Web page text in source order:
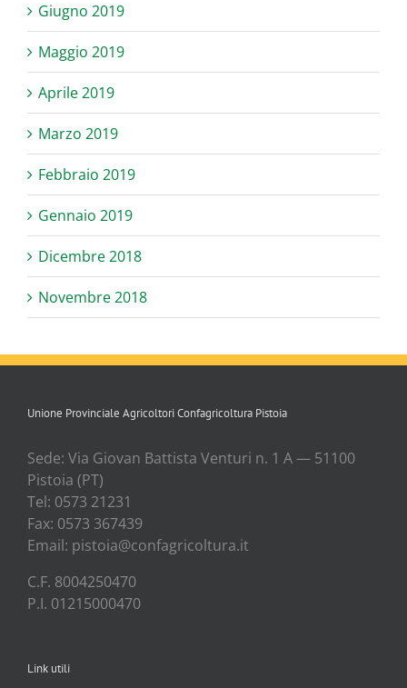
Giugno 2019
Maggio 2019
Aprile 2019
Marzo 2019
Febbraio 2019
Gennaio 2019
Dicembre 2018
Novembre 2018
Unione Provinciale Agricoltori Confagricoltura Pistoia
Sede: Via Gio­van Bat­ti­sta Ven­tu­ri n. 1 A — 51100
Pisto­ia (PT)
Tel: 0573 21231
Fax: 0573 367439
Email: pistoia@confagricoltura.it
C.F. 8004250470
P.I. 01215000470
Link utili